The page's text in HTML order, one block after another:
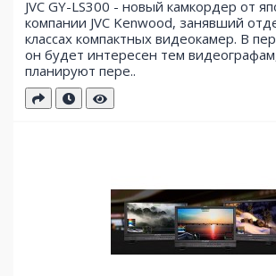
JVC GY-LS300 - новый камкордер от
компании JVC Kenwood, занявший
классах компактных видеокамер. В
он будет интересен тем
планируют пере..